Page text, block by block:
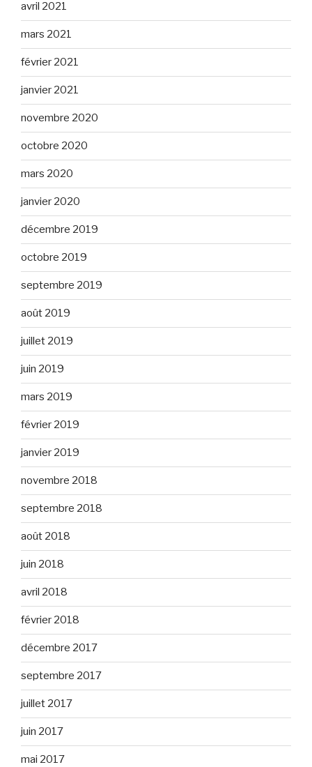
avril 2021
mars 2021
février 2021
janvier 2021
novembre 2020
octobre 2020
mars 2020
janvier 2020
décembre 2019
octobre 2019
septembre 2019
août 2019
juillet 2019
juin 2019
mars 2019
février 2019
janvier 2019
novembre 2018
septembre 2018
août 2018
juin 2018
avril 2018
février 2018
décembre 2017
septembre 2017
juillet 2017
juin 2017
mai 2017